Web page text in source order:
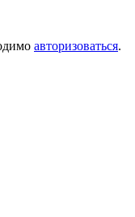
авторизоваться.